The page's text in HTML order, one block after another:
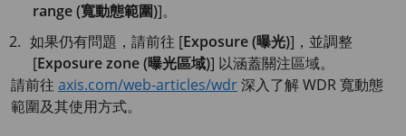
range (寬動態範圍)]。
如果仍有問題，請前往 [Exposure (曝光)]，並調整
[Exposure zone (曝光區域)] 以涵蓋關注區域。
請前往 axis.com/web-articles/wdr深入了解 WDR 寬動態
範圍及其使用方式。